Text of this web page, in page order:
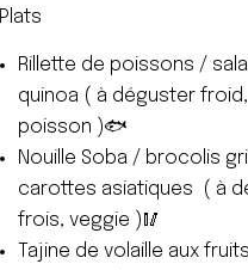
Plats
Rillette de poissons /
quinoa ( à déguster froid,
poisson )🐟
Nouille Soba / brocolis
carottes asiatiques ( à
frois, veggie )🥢
Tajine de volaille aux